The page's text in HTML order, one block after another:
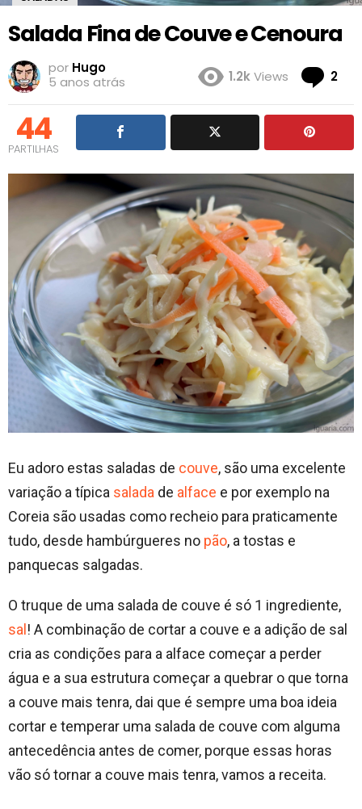
Salada Fina de Couve e Cenoura
por Hugo
5 anos atrás
1.2kViews 2
44
PARTILHAS
Eu adoro estas saladas de couve, são uma excelente
variação a típica salada de alface e por exemplo na
Coreia são usadas como recheio para praticamente
tudo, desde hambúrgueres no pão, a tostas e
panquecas salgadas.
O truque de uma salada de couve é só 1 ingrediente,
sal! A combinação de cortar a couve e a adição de sal
cria as condições para a alface começar a perder
água e a sua estrutura começar a quebrar o que torna
a couve mais tenra, dai que é sempre uma boa ideia
cortar e temperar uma salada de couve com alguma
antecedência antes de comer, porque essas horas
vão só tornar a couve mais tenra, vamos a receita.